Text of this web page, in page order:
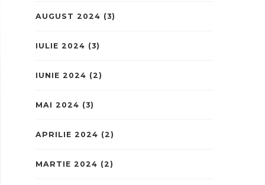
AUGUST 2024 (3)
IULIE 2024 (3)
IUNIE 2024 (2)
MAI 2024 (3)
APRILIE 2024 (2)
MARTIE 2024 (2)